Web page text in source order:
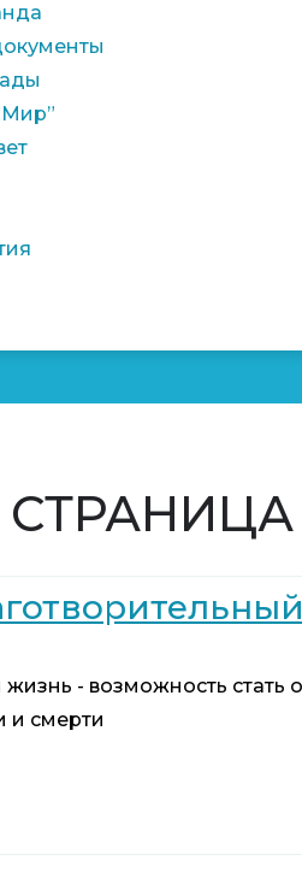
жизнь - возможность стать
и смерти